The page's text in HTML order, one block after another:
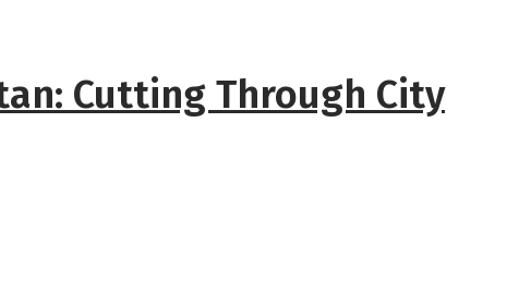
Cutting Through City